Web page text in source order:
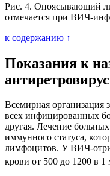
Рис. 4. Опоясывающий
отмечается при ВИЧ-
к содержанию ↑
Показания к
Всемирная организация
всех инфицированных
другая. Лечение
иммунного статуса,
лимфоцитов. У ВИЧ-
крови от 500 до 1200 в 1